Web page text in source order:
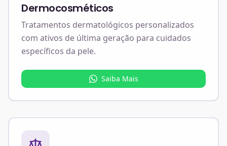
Dermocosméticos
Tratamentos dermatológicos personalizados
com ativos de última geração para cuidados
específicos da pele.
Saiba Mais